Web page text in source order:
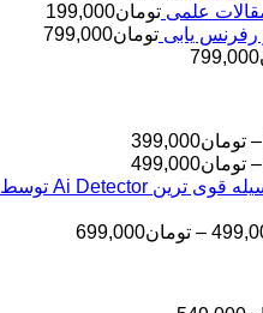
تومان199,000
تومان799,000
799,000
– تومان399,000محدوده
قیمت:
تومان145,000
تومان399,000
– تومان499,000محدوده
قیمت:
تا
– تومان699,000محدوده